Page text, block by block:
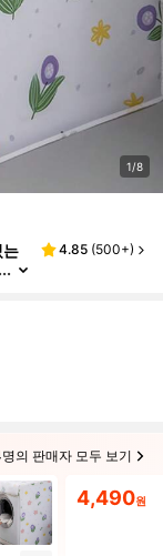
1/8
는
4.85 (500+)
의 판매자 모두 보기
4,490원